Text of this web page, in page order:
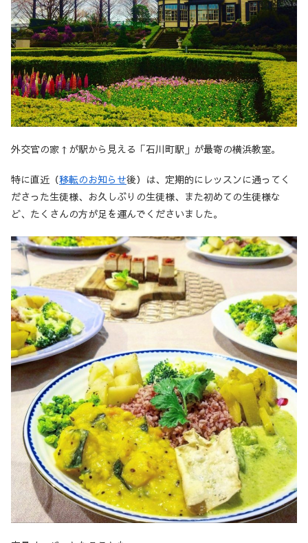
外交官の家↑が駅から見える「石川町駅」が最寄の横浜教室。
特に直近（移転のお知らせ後）は、定期的にレッスンに通ってく
ださった生徒様、お久しぶりの生徒様、また初めての生徒様な
ど、たくさんの方が足を運んでくださいました。